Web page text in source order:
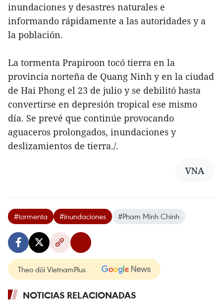
inundaciones y desastres naturales e
informando rápidamente a las autoridades y a
la población.
La tormenta Prapiroon tocó tierra en la
provincia norteña de Quang Ninh y en la ciudad
de Hai Phong el 23 de julio y se debilitó hasta
convertirse en depresión tropical ese mismo
día. Se prevé que continúe provocando
aguaceros prolongados, inundaciones y
deslizamientos de tierra./.
VNA
#tormenta #inundaciones #Pham Minh Chinh
Theo dõi VietnamPlus
NOTICIAS RELACIONADAS